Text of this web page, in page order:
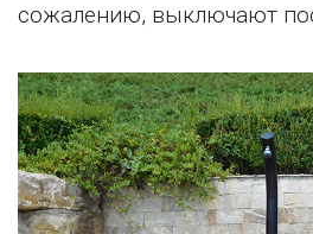
сожалению, выключают